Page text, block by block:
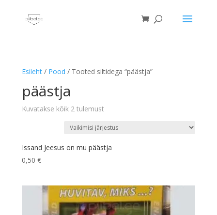
Esileht/ Pood / Tooted siltidega “päästja”
päästja
Kuvatakse kõik 2 tulemust
Issand Jeesus on mu päästja
0,50 €